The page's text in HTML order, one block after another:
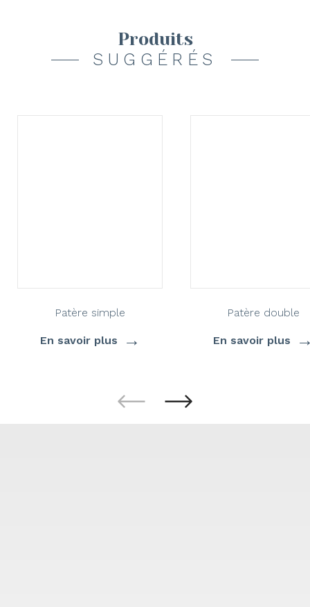
Produits
SUGGÉRÉS
Patère simple
En savoir plus →
Patère double
En savoir plus